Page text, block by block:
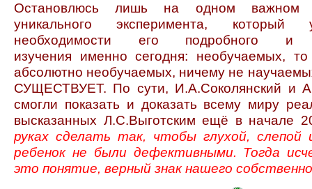
Остановлюсь лишь на одном важном
уникального эксперимента, который
необходимости его подробного и
изучения именно сегодня: необучаемых,
абсолютно необучаемых, ничему не
СУЩЕСТВУЕТ. По сути, И.А.Соколянский и
смогли показать и доказать всему миру
высказанных Л.С.Выготским ещё в начале
руках сделать так, чтобы глухой, слепой
ребенок не были дефективными. Тогда
это понятие, верный знак нашего